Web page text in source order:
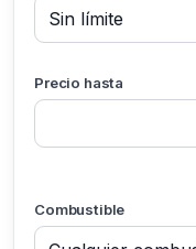
Precio hasta
Combustible